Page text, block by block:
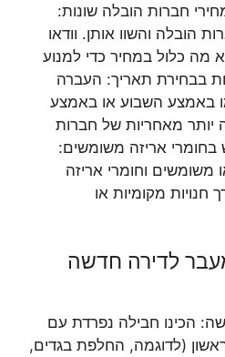
חברות הובלה שונות:
הובלה והשוו אותן. וודאו
מה כלול במחיר כדי למנוע
בבחירת תאריך: העברה
באמצע השבוע או באמצע
יותר מאחריות של חברות
בחומרי אריזה משומשים:
משומשים וחומרי אריזה
חנויות מקומיות או
לדירה חדשה
הכינו חבילה נפרדת עם
(לדוגמה, החלפת בגדים,